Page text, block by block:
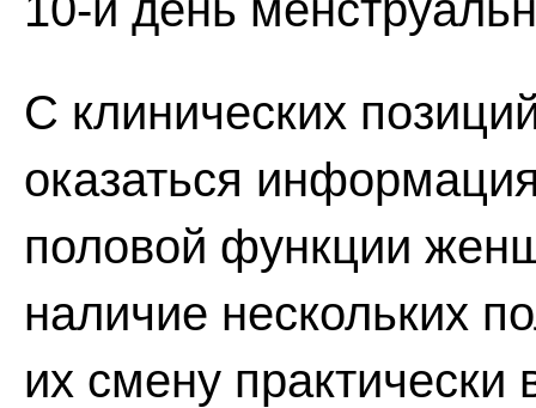
С клинических
оказаться
половой функции
наличие нескольких
их смену практически